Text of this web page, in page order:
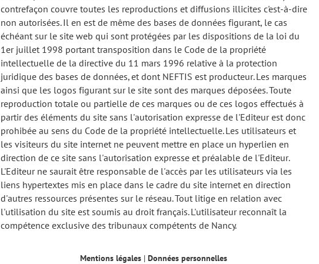
contrefaçon couvre toutes les reproductions et diffusions illicites c'est-à-dire
non autorisées. Il en est de même des bases de données figurant, le cas
échéant sur le site web qui sont protégées par les dispositions de la loi du
1er juillet 1998 portant transposition dans le Code de la propriété
intellectuelle de la directive du 11 mars 1996 relative à la protection
juridique des bases de données, et dont NEFTIS est producteur. Les marques
ainsi que les logos figurant sur le site sont des marques déposées. Toute
reproduction totale ou partielle de ces marques ou de ces logos effectués à
partir des éléments du site sans l'autorisation expresse de l'Editeur est donc
prohibée au sens du Code de la propriété intellectuelle. Les utilisateurs et
les visiteurs du site internet ne peuvent mettre en place un hyperlien en
direction de ce site sans l'autorisation expresse et préalable de l'Editeur.
L'Editeur ne saurait être responsable de l'accès par les utilisateurs via les
liens hypertextes mis en place dans le cadre du site internet en direction
d'autres ressources présentes sur le réseau. Tout litige en relation avec
l'utilisation du site est soumis au droit français. L'utilisateur reconnaît la
compétence exclusive des tribunaux compétents de Nancy.
Mentions légales | Données personnelles